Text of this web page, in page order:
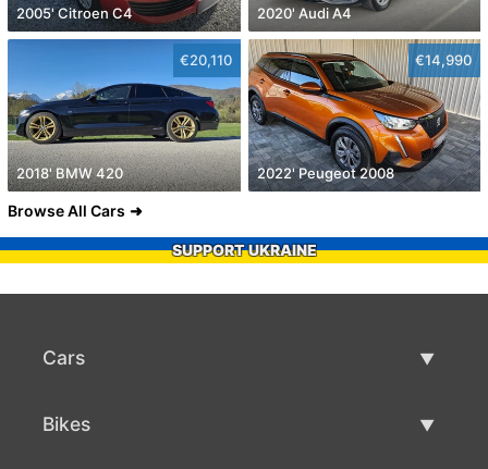
2005' Citroen C4 2020' Audi A4
€20,110
2018' BMW 420
€14,990
2022' Peugeot 2008
Browse All Cars
SUPPORT UKRAINE
Cars
Bikes